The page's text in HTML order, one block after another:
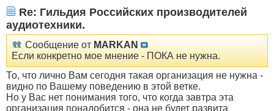
Re: Гильдия Российских производителей
аудиотехники.
Сообщение от MARKAN
Если конкретно мое мнение - ПОКА не нужна.
То, что лично Вам сегодня такая организация не нужна -
видно по Вашему поведению в этой ветке.
Но у Вас нет понимания того, что когда завтра эта
организация понадобится - она не будет развита